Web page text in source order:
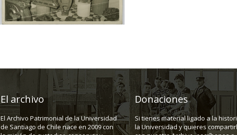
El archivo
El Archivo Patrimonial de la Universidad
de Santiago de Chile nace en 2009 con
Donaciones
Si tienes material ligado a la
la Universidad y quieres